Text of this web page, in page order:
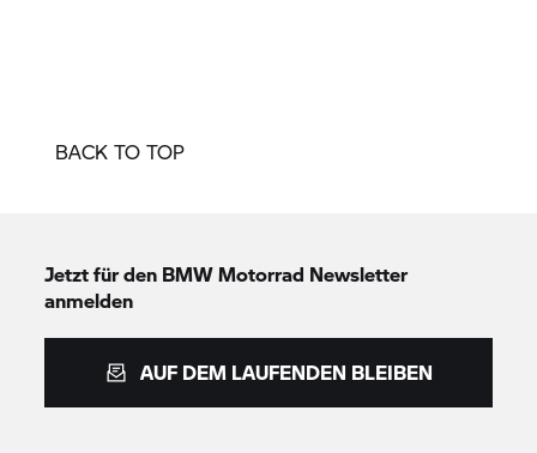
BACK TO TOP
Jetzt für den BMW Motorrad Newsletter
anmelden
AUF DEM LAUFENDEN BLEIBEN